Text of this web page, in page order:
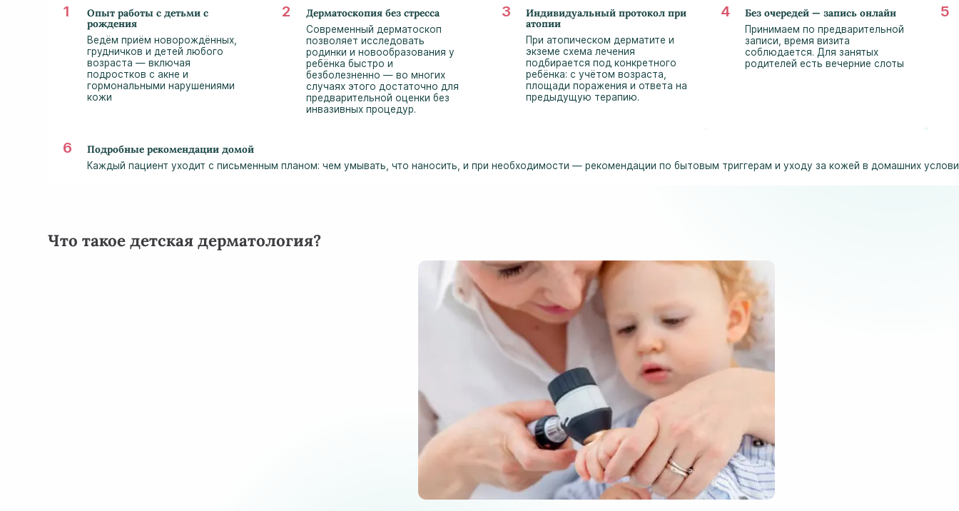
Опыт работы с детьми с
рождения
Ведём приём новорождённых,
грудничков и детей любого
возраста — включая
подростков с акне и
гормональными нарушениями
кожи
Дерматоскопия без стресса
Современный дерматоскоп
позволяет исследовать
родинки и новообразования у
ребёнка быстро и
безболезненно — во многих
случаях этого достаточно для
предварительной оценки без
инвазивных процедур.
Индивидуальный протокол при
атопии
При атопическом дерматите и
экземе схема лечения
подбирается под конкретного
ребёнка: с учётом возраста,
площади поражения и ответа на
предыдущую терапию.
Без очередей — запись онлайн
Принимаем по предварительной
записи, время визита
соблюдается. Для занятых
родителей есть вечерние слоты
Подробные рекомендации домой
Каждый пациент уходит с письменным планом: чем умывать, что наносить, и при необходимости — рекомендации по бытовым триггерам и уходу за кожей в домашних
Что такое детская дерматология?